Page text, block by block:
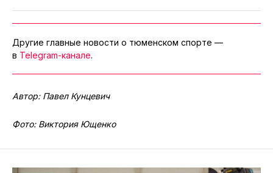
Другие главные новости о тюменском спорте —
в Telegram-канале.
Автор: Павел Кунцевич
Фото: Виктория Ющенко